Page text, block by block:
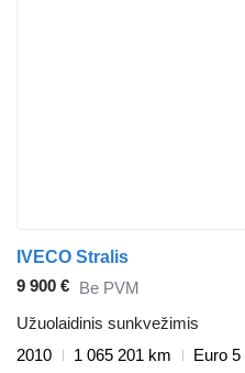
IVECO Stralis
9 900 € Be PVM
Užuolaidinis sunkvežimis
2010
1 065 201 km
Euro 5